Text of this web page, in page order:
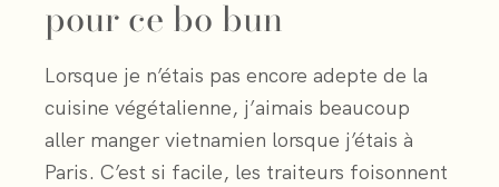
pour ce bo bun
Lorsque je n’étais pas encore adepte de la
cuisine végétalienne, j’aimais beaucoup
aller manger vietnamien lorsque j’étais à
Paris. C’est si facile, les traiteurs foisonnent